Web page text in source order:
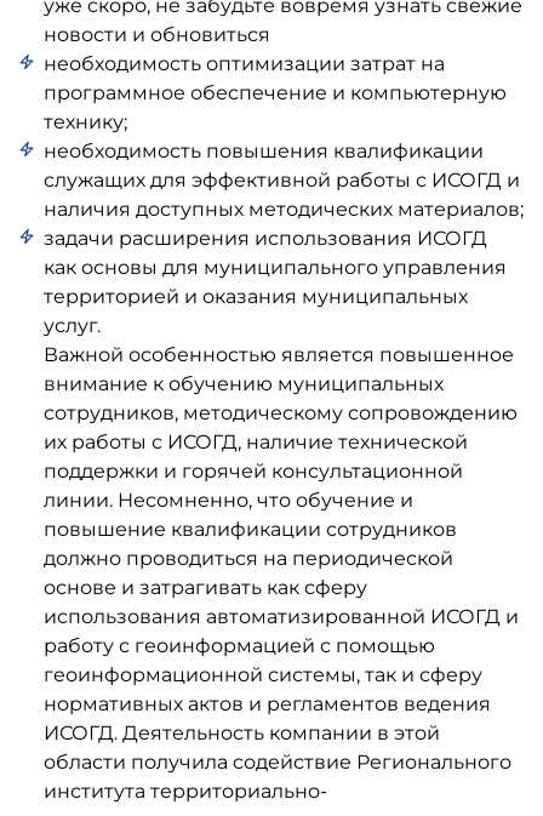
уже скоро, не забудьте вовремя узнать свежие
новости и обновиться
необходимость оптимизации затрат на
программное обеспечение и компьютерную
технику;
необходимость повышения квалификации
служащих для эффективной работы с ИСОГД и
наличия доступных методических материалов;
задачи расширения использования ИСОГД
как основы для муниципального управления
территорией и оказания муниципальных
услуг.
Важной особенностью является повышенное
внимание к обучению муниципальных
сотрудников, методическому сопровождению
их работы с ИСОГД, наличие технической
поддержки и горячей консультационной
линии. Несомненно, что обучение и
повышение квалификации сотрудников
должно проводиться на периодической
основе и затрагивать как сферу
использования автоматизированной ИСОГД и
работу с геоинформацией с помощью
геоинформационной системы, так и сферу
нормативных актов и регламентов ведения
ИСОГД. Деятельность компании в этой
области получила содействие Регионального
института территориально-